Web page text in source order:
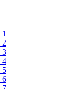
2
3
4
5
6